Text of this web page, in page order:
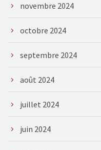
novembre 2024
octobre 2024
septembre 2024
août 2024
juillet 2024
juin 2024